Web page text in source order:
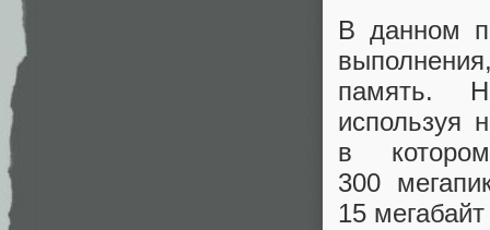
В данном
память.
используя
в
300
15